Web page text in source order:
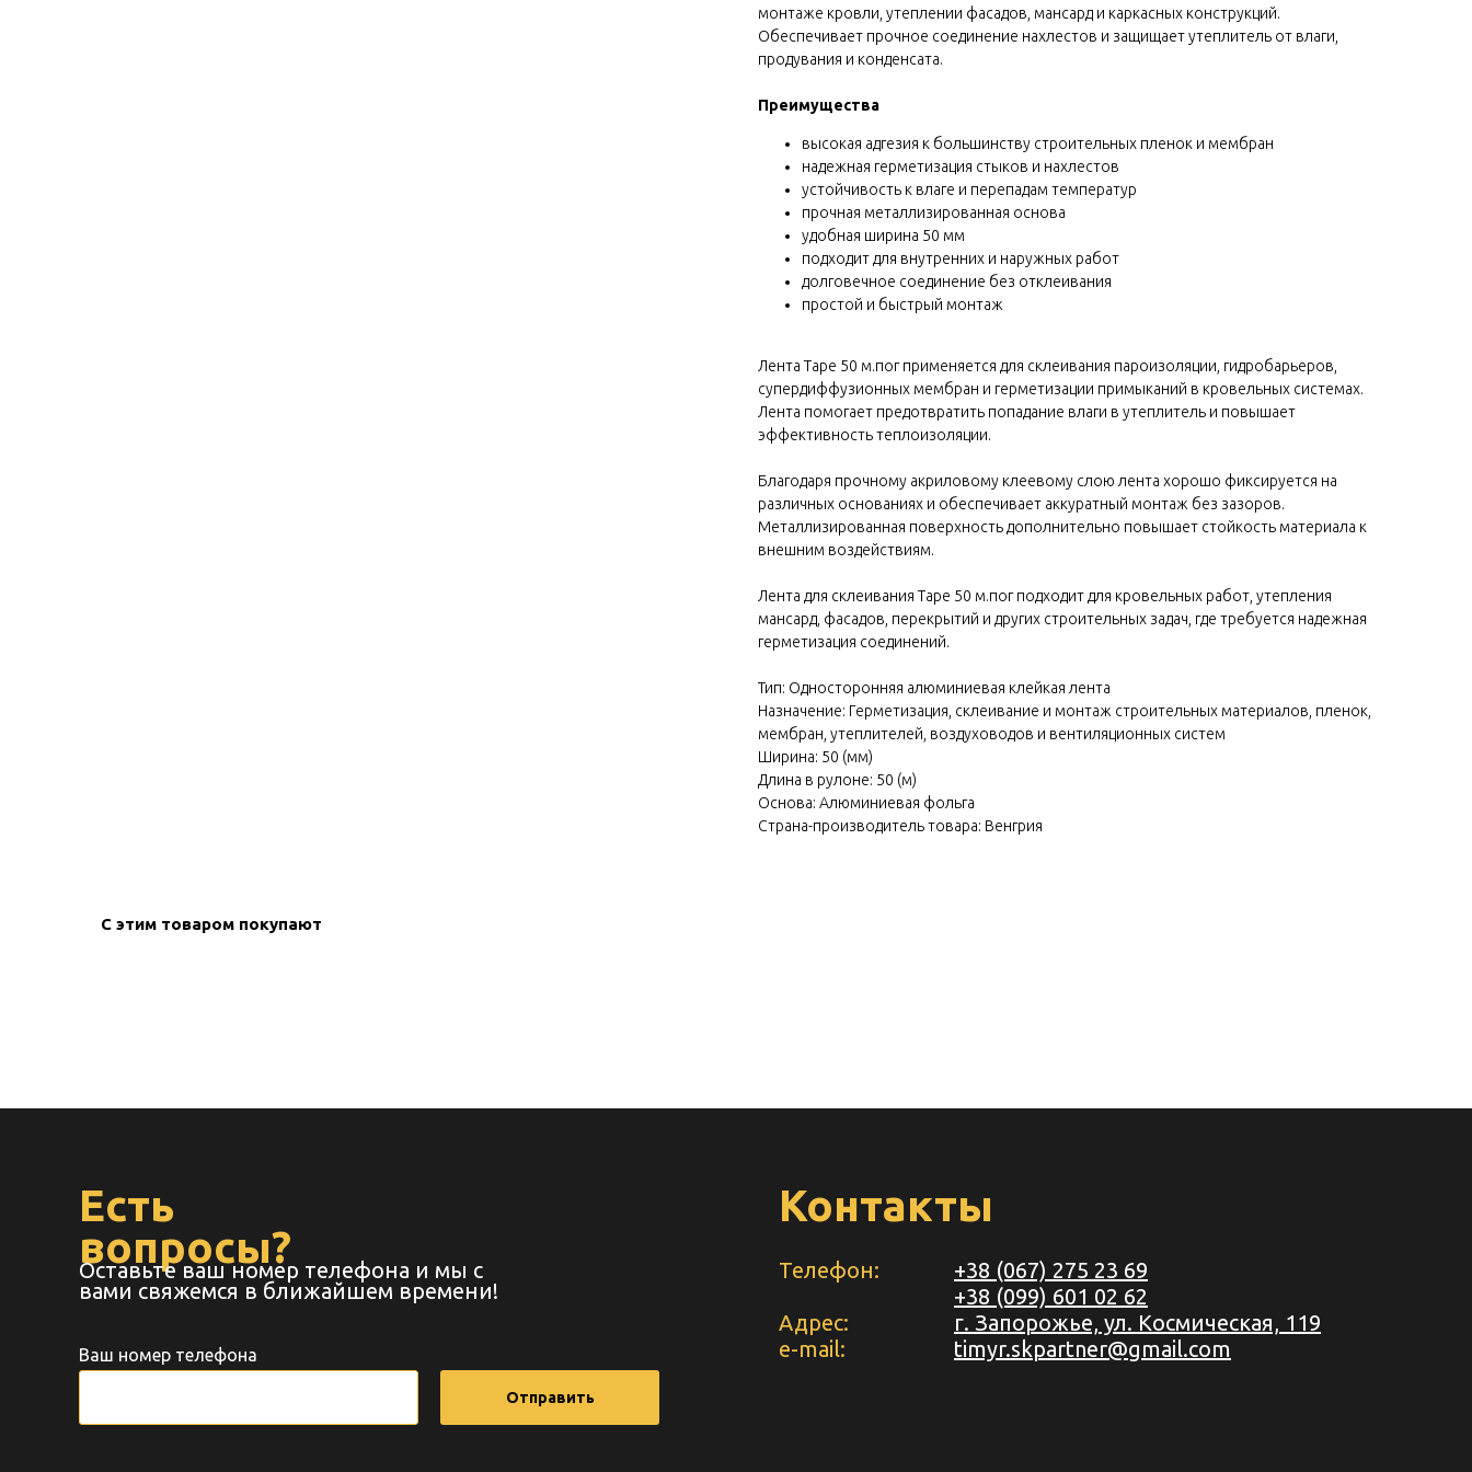
Zero block
монтаже кровли, утеплении фасадов, мансард и каркасных конструкций.
Обеспечивает прочное соединение нахлестов и защищает утеплитель от влаги,
продувания и конденсата.
Преимущества
высокая адгезия к большинству строительных пленок и мембран
надежная герметизация стыков и нахлестов
устойчивость к влаге и перепадам температур
прочная металлизированная основа
удобная ширина 50 мм
подходит для внутренних и наружных работ
долговечное соединение без отклеивания
простой и быстрый монтаж
Лента Tape 50 м.пог применяется для склеивания пароизоляции, гидробарьеров,
супердиффузионных мембран и герметизации примыканий в кровельных системах.
Лента помогает предотвратить попадание влаги в утеплитель и повышает
эффективность теплоизоляции.
Благодаря прочному акриловому клеевому слою лента хорошо фиксируется на
различных основаниях и обеспечивает аккуратный монтаж без зазоров.
Металлизированная поверхность дополнительно повышает стойкость материала к
внешним воздействиям.
Лента для склеивания Tape 50 м.пог подходит для кровельных работ, утепления
мансард, фасадов, перекрытий и других строительных задач, где требуется надежная
герметизация соединений.
Тип: Односторонняя алюминиевая клейкая лента
Назначение: Герметизация, склеивание и монтаж строительных материалов, пленок,
мембран, утеплителей, воздуховодов и вентиляционных систем
Ширина: 50 (мм)
Длина в рулоне: 50 (м)
Основа: Алюминиевая фольга
Страна-производитель товара: Венгрия
С этим товаром покупают
Контакты
Телефон:
Адрес:
+38 (067) 275 23 69
г. Запорожье, ул. Космическая, 119
Ваш номер телефона
Отправить
Есть
вопросы?
Оставьте ваш номер телефона и мы с
вами свяжемся в ближайшем времени!
+38 (099) 601 02 62
e-mail: timyr.skpartner@gmail.com